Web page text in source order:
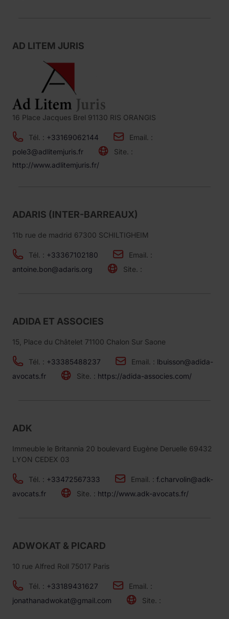
AD LITEM JURIS
16 Place Jacques Brel 91130 RIS ORANGIS
Tél. : +33169062144
Email. :
pole3@adlitemjuris.fr
Site. :
http://www.adlitemjuris.fr/
ADARIS (INTER-BARREAUX)
11b rue de madrid 67300 SCHILTIGHEIM
Tél. : +33367102180
Email. :
antoine.bon@adaris.org
Site. :
ADIDA ET ASSOCIES
15, Place du Châtelet 71100 Chalon Sur Saone
Tél. : +33385488237 Email. : lbuisson@adida-
avocats.fr
Site. : https://adida-associes.com/
ADK
Immeuble le Britannia 20 boulevard Eugène Deruelle 69432
LYON CEDEX 03
Tél. : +33472567333 Email. : f.charvolin@adk-
avocats.fr
Site. : http://www.adk-avocats.fr/
ADWOKAT & PICARD
10 rue Alfred Roll 75017 Paris
Tél. : +33189431627
Email. :
jonathanadwokat@gmail.com
Site. :